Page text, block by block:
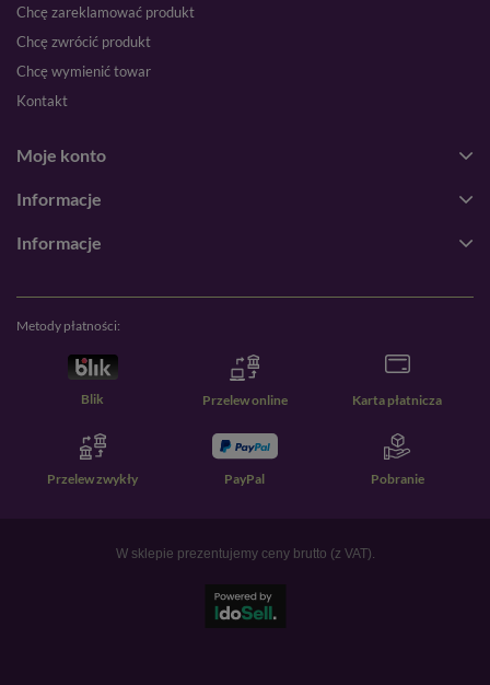
Chcę zareklamować produkt
Chcę zwrócić produkt
Chcę wymienić towar
Kontakt
Moje konto
Informacje
Informacje
Metody płatności:
Blik Przelew online Karta płatnicza
Przelew zwykły PayPal Pobranie
W sklepie prezentujemy ceny brutto (z VAT).